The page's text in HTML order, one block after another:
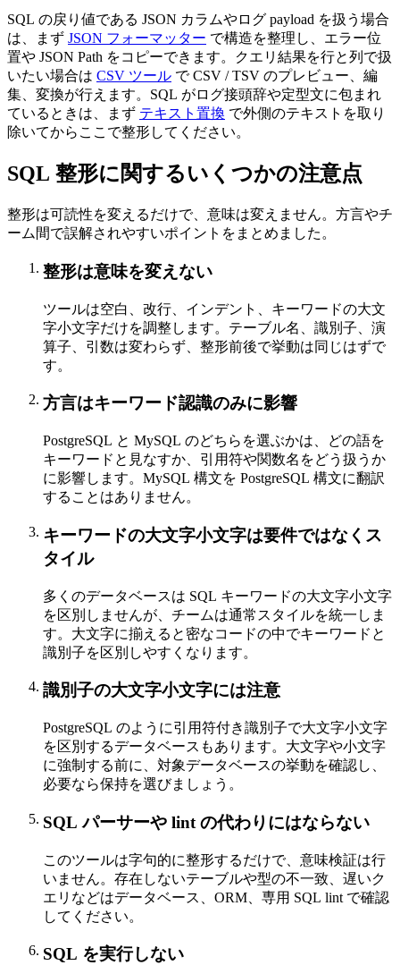
SQL の戻り値である JSON カラムやログ payload を扱う場合
は、まず JSON フォーマッター で構造を整理し、エラー位
置や JSON Path をコピーできます。クエリ結果を行と列で扱
いたい場合は CSV ツール で CSV / TSV のプレビュー、編
集、変換が行えます。SQL がログ接頭辞や定型文に包まれ
ているときは、まず テキスト置換 で外側のテキストを取り
除いてからここで整形してください。
SQL 整形に関するいくつかの注意点
整形は可読性を変えるだけで、意味は変えません。方言やチ
ーム間で誤解されやすいポイントをまとめました。
整形は意味を変えない
ツールは空白、改行、インデント、キーワードの大文
字小文字だけを調整します。テーブル名、識別子、演
算子、引数は変わらず、整形前後で挙動は同じはずで
す。
方言はキーワード認識のみに影響
PostgreSQL と MySQL のどちらを選ぶかは、どの語を
キーワードと見なすか、引用符や関数名をどう扱うか
に影響します。MySQL 構文を PostgreSQL 構文に翻訳
することはありません。
キーワードの大文字小文字は要件ではなくス
タイル
多くのデータベースは SQL キーワードの大文字小文字
を区別しませんが、チームは通常スタイルを統一しま
す。大文字に揃えると密なコードの中でキーワードと
識別子を区別しやすくなります。
識別子の大文字小文字には注意
PostgreSQL のように引用符付き識別子で大文字小文字
を区別するデータベースもあります。大文字や小文字
に強制する前に、対象データベースの挙動を確認し、
必要なら保持を選びましょう。
SQL パーサーや lint の代わりにはならない
このツールは字句的に整形するだけで、意味検証は行
いません。存在しないテーブルや型の不一致、遅いク
エリなどはデータベース、ORM、専用 SQL lint で確認
してください。
SQL を実行しない